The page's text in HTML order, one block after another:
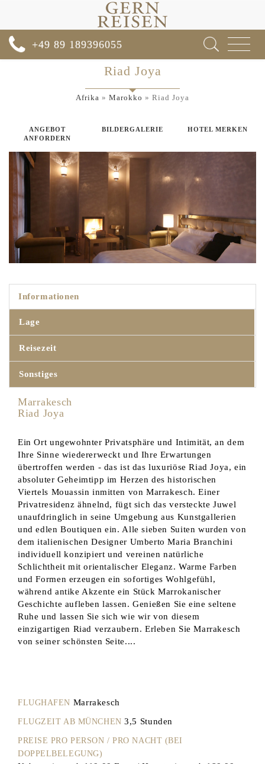
Toggle
+49 89 189396055
Riad Joya
Afrika » Marokko » Riad Joya
ANGEBOT
ANFORDERN
BILDERGALERIE HOTEL MERKEN
Informationen
Lage
Reisezeit
Sonstiges
Marrakesch
Riad Joya
Ein Ort ungewohnter Privatsphäre und Intimität, an dem
Ihre Sinne wiedererweckt und Ihre Erwartungen
übertroffen werden - das ist das luxuriöse Riad Joya, ein
absoluter Geheimtipp im Herzen des historischen
Viertels Mouassin inmitten von Marrakesch. Einer
Privatresidenz ähnelnd, fügt sich das versteckte Juwel
unaufdringlich in seine Umgebung aus Kunstgallerien
und edlen Boutiquen ein. Alle sieben Suiten wurden von
dem italienischen Designer Umberto Maria Branchini
individuell konzipiert und vereinen natürliche
Schlichtheit mit orientalischer Eleganz. Warme Farben
und Formen erzeugen ein sofortiges Wohlgefühl,
während antike Akzente ein Stück Marrokanischer
Geschichte aufleben lassen. Genießen Sie eine seltene
Ruhe und lassen Sie sich wie wir von diesem
einzigartigen Riad verzaubern. Erleben Sie Marrakesch
von seiner schönsten Seite....
FLUGHAFEN Marrakesch
FLUGZEIT AB MÜNCHEN 3,5 Stunden
PREISE PRO PERSON / PRO NACHT (BEI
DOPPELBELEGUNG)